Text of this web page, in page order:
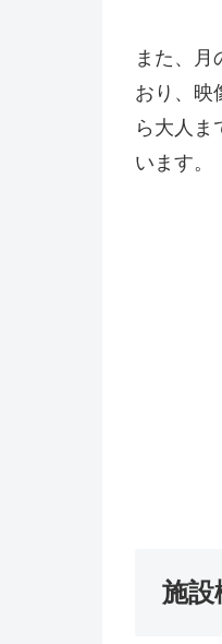
また、月
おり、映
ら大人ま
います。
施設